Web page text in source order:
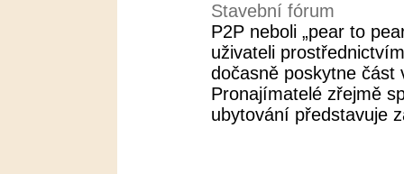
Stavební fórum
P2P neboli „pear to
uživateli
dočasně poskytne část
Pronajímatelé zřejmě
ubytování představuje